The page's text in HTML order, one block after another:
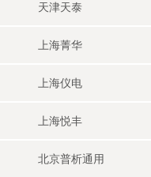
天津天泰
上海菁华
上海仪电
上海悦丰
北京普析通用